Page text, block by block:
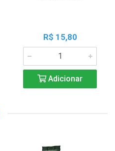
R$ 15,80
Adicionar